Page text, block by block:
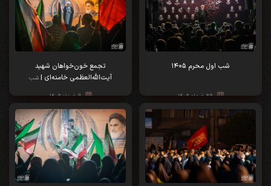
شب اول محرم ۱۴۰۵
۲۵ خرداد ۱۴۰۵
تجمع خون‌خواهان شهید
آیت‌الله‌العظمی خامنه‌ای | شب
هشتاد و ششم
۹ خرداد ۱۴۰۵